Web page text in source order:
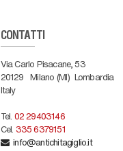
CONTATTI
Via Carlo Pisacane, 53
20129 Milano (MI) Lombardia
Italy
Tel. 02 29403146
Cel. 335 6379151
info@antichitagiglio.it